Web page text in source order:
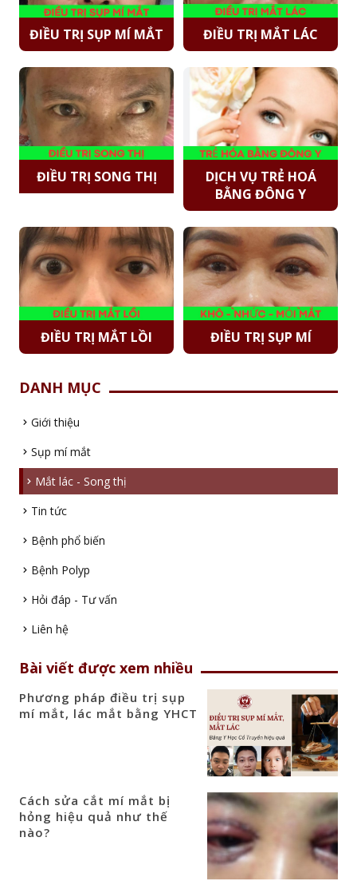
ĐIỀU TRỊ SỤP MÍ MẮT ĐIỀU TRỊ MẮT LÁC
ĐIỀU TRỊ SONG THỊ
DỊCH VỤ TRẺ HOÁ
BẰNG ĐÔNG Y
ĐIỀU TRỊ MẮT LỒI ĐIỀU TRỊ SỤP MÍ
DANH MỤC
Giới thiệu
Sụp mí mắt
Mắt lác - Song thị
Tin tức
Bệnh phổ biến
Bệnh Polyp
Hỏi đáp - Tư vấn
Liên hệ
Bài viết được xem nhiều
Phương pháp điều trị sụp
mí mắt, lác mắt bằng YHCT
Cách sửa cắt mí mắt bị
hỏng hiệu quả như thế
nào?